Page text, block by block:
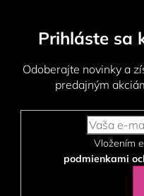
Prihláste sa
Odoberajte novinky a
predajným
podmienkami